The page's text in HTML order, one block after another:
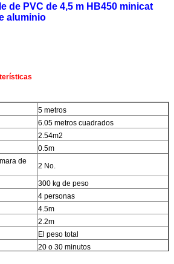
de PVC de 4,5 m HB450 minicat
aluminio
5 metros
6.05 metros cuadrados
2.54m2
0.5m
de
2 No.
300 kg de peso
4 personas
4.5m
2.2m
El peso total
20 o 30 minutos